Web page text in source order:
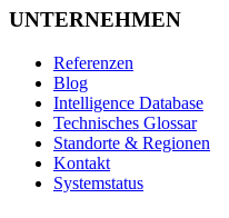
UNTERNEHMEN
Referenzen
Blog
Intelligence Database
Technisches Glossar
Standorte & Regionen
Kontakt
Systemstatus